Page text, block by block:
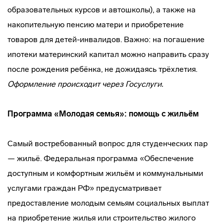
образовательных курсов и автошколы), а также на
накопительную пенсию матери и приобретение
товаров для детей-инвалидов. Важно: на погашение
ипотеки материнский капитал можно направить сразу
после рождения ребёнка, не дожидаясь трёхлетия.
Оформление происходит через Госуслуги.
Программа «Молодая семья»: помощь с жильём
Самый востребованный вопрос для студенческих пар
— жильё. Федеральная программа «Обеспечение
доступным и комфортным жильём и коммунальными
услугами граждан РФ» предусматривает
предоставление молодым семьям социальных выплат
на приобретение жилья или строительство жилого